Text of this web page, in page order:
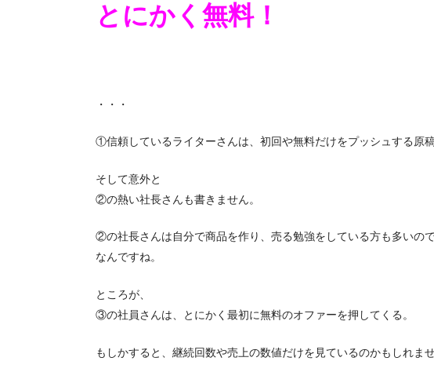
とにかく無料！
・・・
①信頼しているライターさんは、初回や無料だけをプッシュする原稿
そして意外と
②の熱い社長さんも書きません。
②の社長さんは自分で商品を作り、売る勉強をしている方も多いの
なんですね。
ところが、
③の社員さんは、とにかく最初に無料のオファーを押してくる。
もしかすると、継続回数や売上の数値だけを見ているのかもしれませ